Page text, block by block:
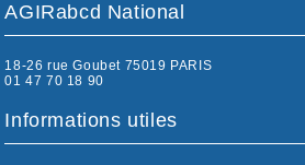
AGIRabcd National
18-26 rue Goubet 75019 PARIS
01 47 70 18 90
Informations utiles